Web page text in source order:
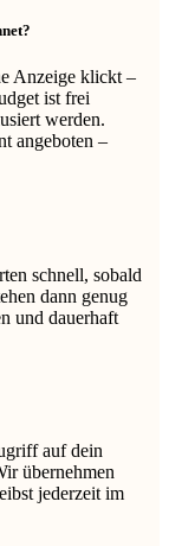
Anzeige klickt –
ist frei
werden.
angeboten –
schnell, sobald
dann genug
und dauerhaft
auf dein
übernehmen
jederzeit im